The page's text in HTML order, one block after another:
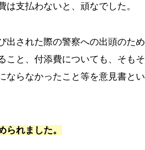
支払わないと、頑なでした。
出された際の警察への出頭のため
こと、付添費についても、そもそ
ならなかったこと等を意見書とい
られました。